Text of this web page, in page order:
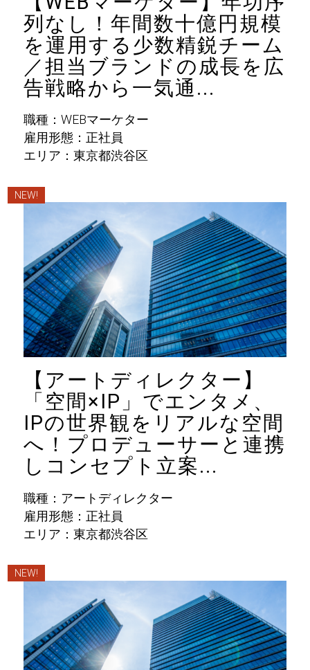
列なし！年間数十億円規模
を運用する少数精鋭チーム
／担当ブランドの成長を広
告戦略から一気通...
職種：WEBマーケター
雇用形態：正社員
エリア：東京都渋谷区
NEW!
【アートディレクター】
「空間×IP」でエンタメ、
IPの世界観をリアルな空間
へ！プロデューサーと連携
しコンセプト立案...
職種：アートディレクター
雇用形態：正社員
エリア：東京都渋谷区
NEW!